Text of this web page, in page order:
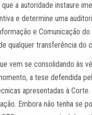
a autoridade instaure
e determine uma
e Comunicação
qualquer transferência do
vem se consolidando às
a tese defendida
apresentadas à
Embora não tenha se